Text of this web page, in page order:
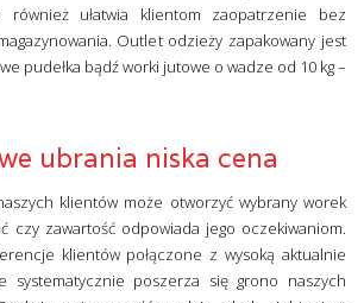
również ułatwia klientom zaopatrzenie bez
Outlet odzieży zapakowany jest
pudełka bądź worki jutowe o wadze od 10 kg –
ubrania niska cena
klientów może otworzyć wybrany worek
czy zawartość odpowiada jego oczekiwaniom.
klientów połączone z wysoką aktualnie
systematycznie poszerza się grono naszych